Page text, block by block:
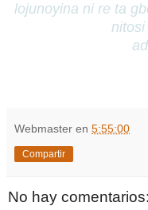
lojunoyina ni re ta
nitosi
Webmaster en 5:55:00
Compartir
No hay comentarios: